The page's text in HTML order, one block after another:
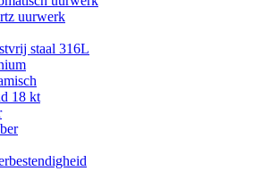
uurwerk
staal 316L
18 kt